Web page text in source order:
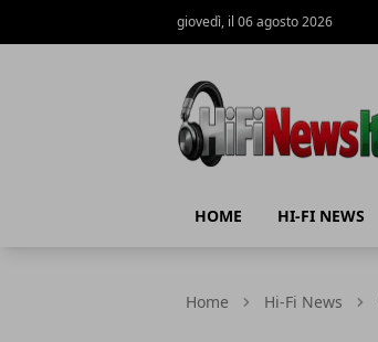
giovedì, il 06 agosto 2026
HOME HI-FI NEWS
Home Hi-Fi News